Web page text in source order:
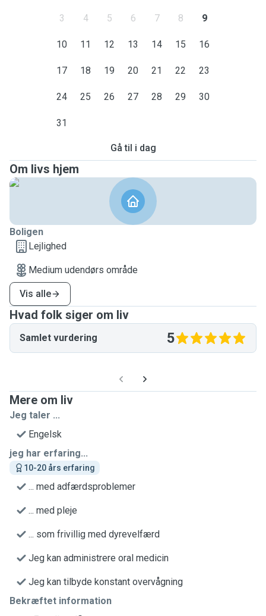
3 4 5 6 7 8 9
10 11 12 13 14 15 16
17 18 19 20 21 22 23
24 25 26 27 28 29 30
31
Gå til i dag
Om livs hjem
Boligen
Lejlighed
Medium udendørs område
Vis alle
Hvad folk siger om liv
Samlet vurdering 5
Mere om liv
Jeg taler ...
Engelsk
jeg har erfaring...
10-20 års erfaring
... med adfærdsproblemer
... med pleje
... som frivillig med dyrevelfærd
Jeg kan administrere oral medicin
Jeg kan tilbyde konstant overvågning
Bekræftet information